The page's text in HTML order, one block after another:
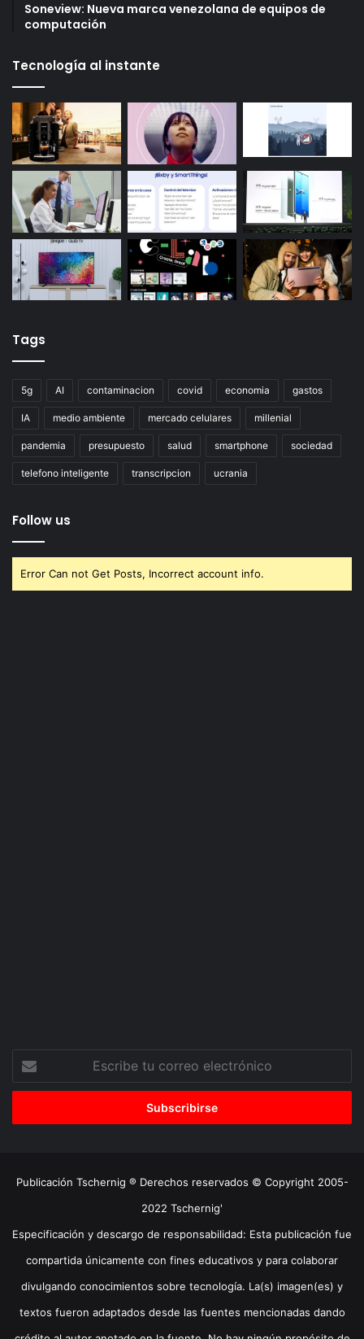
Soneview: Nueva marca venezolana de equipos de
computación
Tecnología al instante
Tags
5g AI contaminacion covid economia gastos
IA medio ambiente mercado celulares millenial
pandemia presupuesto salud smartphone sociedad
telefono inteligente transcripcion ucrania
Follow us
Error Can not Get Posts, Incorrect account info.
correo
Publicación Tschernig ® Derechos reservados © Copyright 2005-
2022 Tschernig'
Especificación y descargo de responsabilidad: Esta publicación fue
compartida únicamente con fines educativos y para colaborar
divulgando conocimientos sobre tecnología. La(s) imagen(es) y
textos fueron adaptados desde las fuentes mencionadas dando